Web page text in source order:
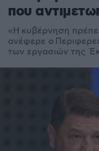
που
«Η κυβέρνηση
ανέφερε ο
των εργασιών της